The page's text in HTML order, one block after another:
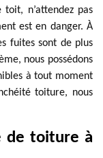
n’attendez pas
est en danger. À
fuites sont de plus
nous possédons
à tout moment
toiture, nous
de toiture à